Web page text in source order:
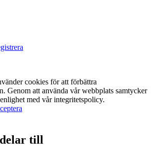
cookies för att förbättra
Genom att använda vår webbplats samtycker
med vår integritetspolicy.
till